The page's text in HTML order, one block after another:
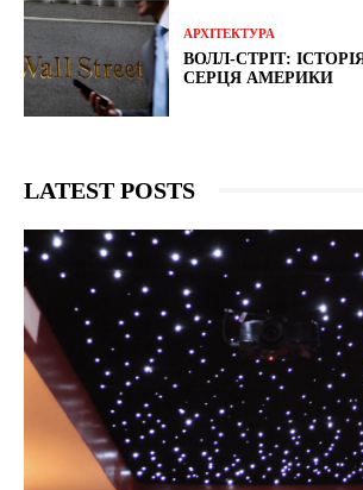
АРХІТЕКТУРА
ВОЛЛ-СТРІТ:
СЕРЦЯ АМЕРИКИ
LATEST POSTS